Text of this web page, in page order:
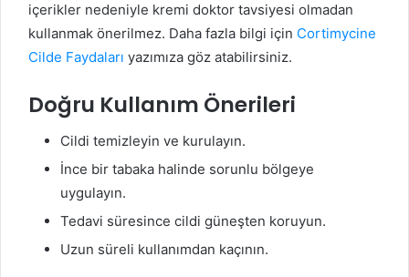
içerikler nedeniyle kremi doktor tavsiyesi olmadan
kullanmak önerilmez. Daha fazla bilgi için Cortimycine
Cilde Faydaları yazımıza göz atabilirsiniz.
Doğru Kullanım Önerileri
Cildi temizleyin ve kurulayın.
İnce bir tabaka halinde sorunlu bölgeye
uygulayın.
Tedavi süresince cildi güneşten koruyun.
Uzun süreli kullanımdan kaçının.